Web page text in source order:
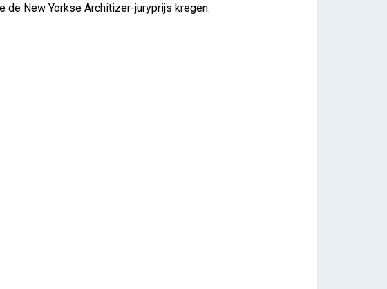
de New Yorkse Architizer-juryprijs kregen.